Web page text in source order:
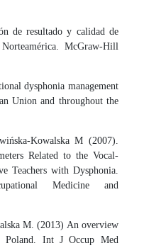
de resultado y calidad de
McGraw-Hill
dysphonia management
Union and throughout the
Kowalska M (2007).
Related to the Vocal-
Teachers with Dysphonia.
Medicine and
M. (2013) An overview
Poland. Int J Occup Med